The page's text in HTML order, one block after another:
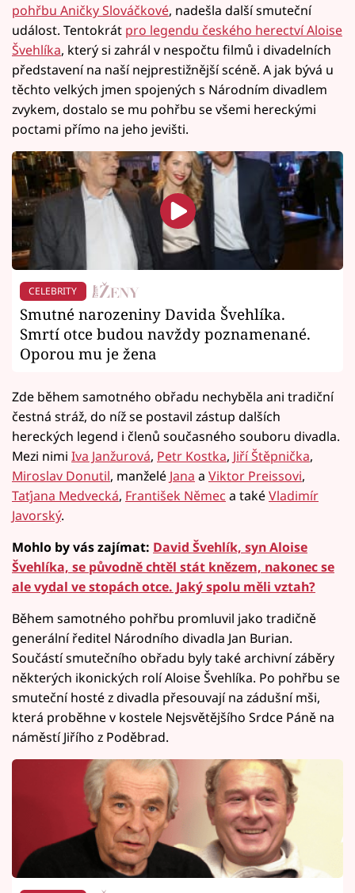
pohřbu Aničky Slováčkové, nadešla další smuteční
událost. Tentokrát pro legendu českého herectví Aloise
Švehlíka, který si zahrál v nespočtu filmů i divadelních
představení na naší nejprestižnější scéně. A jak bývá u
těchto velkých jmen spojených s Národním divadlem
zvykem, dostalo se mu pohřbu se všemi hereckými
poctami přímo na jeho jevišti.
CELEBRITY
Smutné narozeniny Davida Švehlíka.
Smrtí otce budou navždy poznamenané.
Oporou mu je žena
Zde během samotného obřadu nechyběla ani tradiční
čestná stráž, do níž se postavil zástup dalších
hereckých legend i členů současného souboru divadla.
Mezi nimi Iva Janžurová, Petr Kostka, Jiří Štěpnička,
Miroslav Donutil, manželé Jana a Viktor Preissovi,
Taťjana Medvecká, František Němec a takéVladimír
Javorský.
Mohlo by vás zajímat: David Švehlík, syn Aloise
Švehlíka, se původně chtěl stát knězem, nakonec se
ale vydal ve stopách otce. Jaký spolu měli vztah?
Během samotného pohřbu promluvil jako tradičně
generální ředitel Národního divadla Jan Burian.
Součástí smutečního obřadu byly také archivní záběry
některých ikonických rolí Aloise Švehlíka. Po pohřbu se
smuteční hosté z divadla přesouvají na zádušní mši,
která proběhne v kostele Nejsvětějšího Srdce Páně na
náměstí Jiřího z Poděbrad.